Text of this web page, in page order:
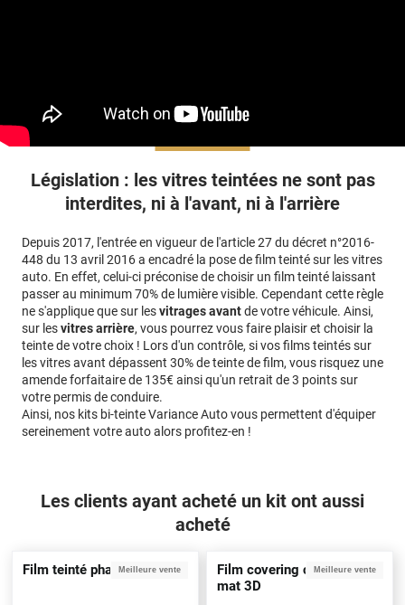
Législation : les vitres teintées ne sont pas
interdites, ni à l'avant, ni à l'arrière
Depuis 2017, l'entrée en vigueur de l'article 27 du décret n°2016-
448 du 13 avril 2016 a encadré la pose de film teinté sur les vitres
auto. En effet, celui-ci préconise de choisir un film teinté laissant
passer au minimum 70% de lumière visible. Cependant cette règle
ne s'applique que sur lesvitrages avantde votre véhicule. Ainsi,
sur lesvitres arrière, vous pourrez vous faire plaisir et choisir la
teinte de votre choix ! Lors d'un contrôle, si vos films teintés sur
les vitres avant dépassent 30% de teinte de film, vous risquez une
amende forfaitaire de 135€ ainsi qu'un retrait de 3 points sur
votre permis de conduire.
Ainsi, nos kits bi-teinte Variance Auto vous permettent d'équiper
sereinement votre auto alors profitez-en !
Les clients ayant acheté un kit ont aussi
acheté
Meilleure vente
Film teinté phare noir clair Meilleure vente
Film covering carbone noir
mat 3D